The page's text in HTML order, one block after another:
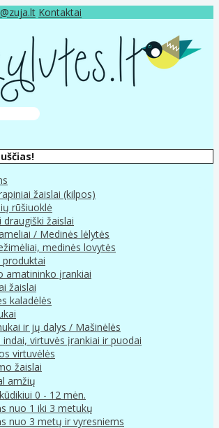
Kontaktai
žaislai (kilpos)
rūšiuoklė
draugiški žaislai
/ Medinės lėlytės
medinės lovytės
amatininko įrankiai
žaislai
kaladėlės
ir jų dalys / Mašinėlės
indai, virtuvės įrankiai ir puodai
virtuvėlės
žaislai
amžių
0 - 12 mėn.
nuo 1 iki 3 metukų
nuo 3 metų ir vyresniems